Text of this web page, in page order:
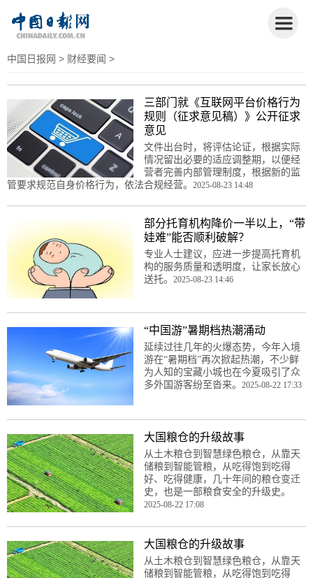
中国日报网 > 财经要闻 >
三部门就《互联网平台价格行为
规则（征求意见稿）》公开征求
意见
文件出台时，将评估论证，根据实际
情况留出必要的适应调整期，以便经
营者完善内部管理制度，根据新的监
管要求规范自身价格行为，依法合规经营。 2025-08-23 14:48
部分托育机构降价一半以上，“带
娃难”能否顺利破解？
专业人士建议，应进一步提高托育机
构的服务质量和透明度，让家长放心
送托。 2025-08-23 14:46
“中国游”暑期档热潮涌动
延续过往几年的火爆态势，今年入境
游在“暑期档”再次掀起热潮，不少鲜
为人知的宝藏小城也在今夏吸引了众
多外国游客纷至沓来。 2025-08-22 17:33
大国粮仓的升级故事
从土木粮仓到智慧绿色粮仓，从靠天
储粮到智能管粮，从吃得饱到吃得
好、吃得健康，几十年间的粮仓变迁
史，也是一部粮食安全的升级史。
2025-08-22 17:08
大国粮仓的升级故事
从土木粮仓到智慧绿色粮仓，从靠天
储粮到智能管粮，从吃得饱到吃得